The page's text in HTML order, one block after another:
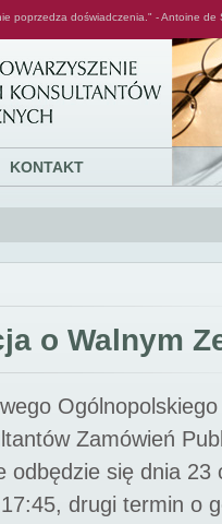
poprzedza doświadczenia." - Antoine de
KONTAKT
o Walnym
Zamówień
odbędzie się dnia 23
drugi termin o